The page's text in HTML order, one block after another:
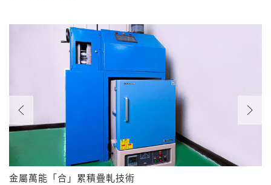
金屬萬能「合」累積疊軋技術